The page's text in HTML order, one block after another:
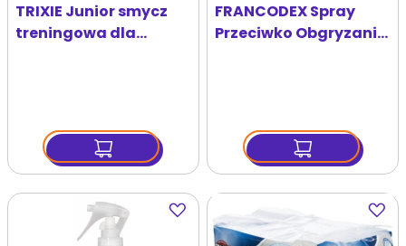
TRIXIE Junior smycz
treningowa dla
FRANCODEX Spray
Przeciwko Obgryzaniu
Dodaj
do
ulubionych
Dodaj
do